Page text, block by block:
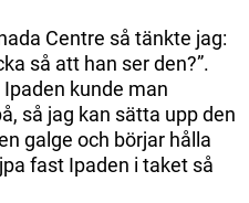
Centre så tänkte jag:
så att han ser den?”.
kunde man
så jag kan sätta upp den
galge och börjar hålla
fast Ipaden i taket så